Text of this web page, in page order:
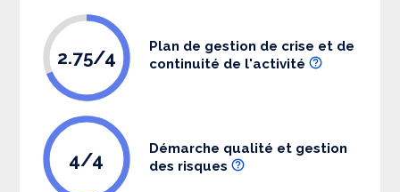
2.75/4
Plan de gestion de crise et de
continuité de l'activité
4/4
Démarche qualité et gestion
des risques